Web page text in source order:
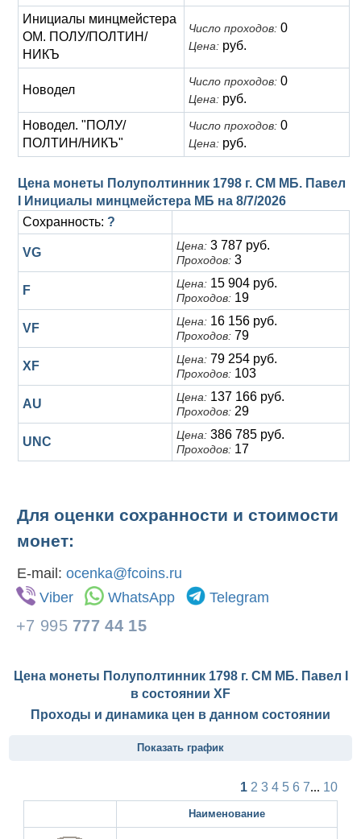
Инициалы минцмейстера
ОМ. ПОЛУ/ПОЛТИН/
НИКЪ
Число проходов: 0
Цена: руб.
Новодел
Число проходов: 0
Цена: руб.
Новодел. "ПОЛУ/
ПОЛТИН/НИКЪ"
Число проходов: 0
Цена: руб.
Цена монеты Полуполтинник 1798 г. СМ МБ. Павел
I Инициалы минцмейстера МБ на 8/7/2026
Сохранность: ?
VG Цена: 3 787 руб.
Проходов: 3
F Цена: 15 904 руб.
Проходов: 19
VF Цена: 16 156 руб.
Проходов: 79
XF Цена: 79 254 руб.
Проходов: 103
AU Цена: 137 166 руб.
Проходов: 29
UNC Цена: 386 785 руб.
Проходов: 17
Для оценки сохранности и стоимости
монет:
E-mail: ocenka@fcoins.ru
Viber
WhatsApp Telegram
+7 995 777 44 15
Цена монеты Полуполтинник 1798 г. СМ МБ. Павел I
в состоянии XF
Проходы и динамика цен в данном состоянии
Показать график
1 2 3 4 5 6 7... 10
Наименование